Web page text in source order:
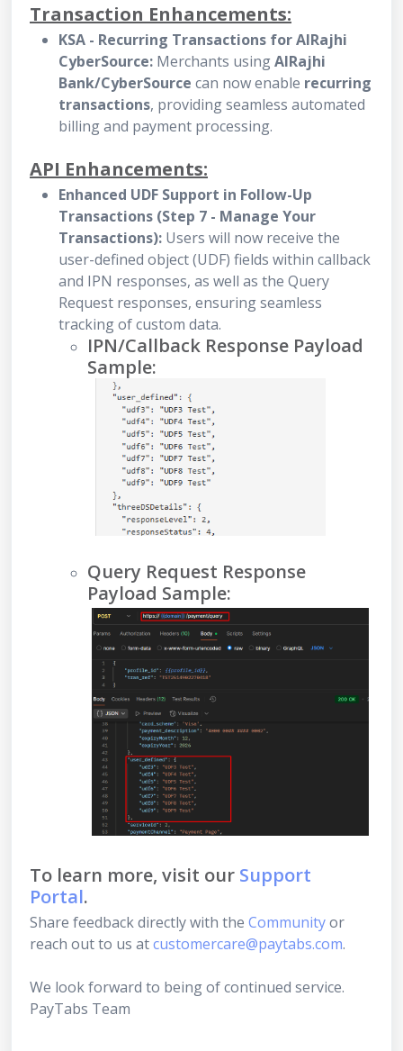
Transaction Enhancements:
KSA - Recurring Transactions for AlRajhi
CyberSource: Merchants usingAlRajhi
Bank/CyberSource can now enable recurring
transactions, providing seamless automated
billing and payment processing.
API Enhancements:
Enhanced UDF Support in Follow-Up
Transactions (Step 7 - Manage Your
Transactions): Users will now receive the
user-defined object (UDF) fields within callback
and IPN responses, as well as the Query
Request responses, ensuring seamless
tracking of custom data.
IPN/Callback Response Payload
Sample:
Query Request Response
Payload Sample:
To learn more, visit our Support
Portal.
Share feedback directly with the Communityor
reach out to us atcustomercare@paytabs.com.
We look forward to being of continued service.
PayTabs Team